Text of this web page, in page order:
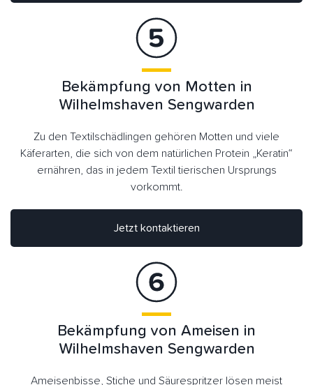
Bekämpfung von Motten in
Wilhelmshaven Sengwarden
Zu den Textilschädlingen gehören Motten und viele
Käferarten, die sich von dem natürlichen Protein „Keratin“
ernähren, das in jedem Textil tierischen Ursprungs
vorkommt.
Jetzt kontaktieren
Bekämpfung von Ameisen in
Wilhelmshaven Sengwarden
Ameisenbisse, Stiche und Säurespritzer lösen meist